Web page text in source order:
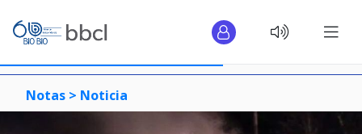
Notas > Noticia